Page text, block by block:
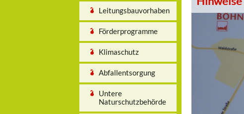
Leitungsbauvorhaben
Förderprogramme
Klimaschutz
Abfallentsorgung
Untere
Naturschutzbehörde